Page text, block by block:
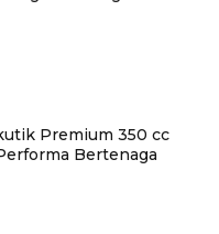
Premium 350 cc
Bertenaga